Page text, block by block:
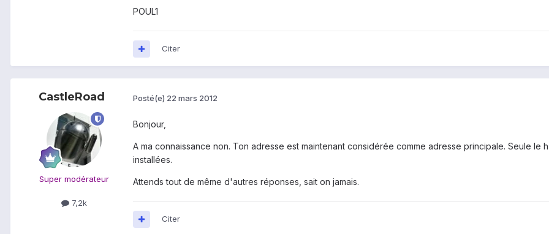
POUL1
Citer
CastleRoad
Super modérateur
7,2k
Posté(e) 22 mars 2012
Bonjour,
A ma connaissance non. Ton adresse est maintenant considérée comme adresse principale. Seule
installées.
Attends tout de même d'autres réponses, sait on jamais.
Citer